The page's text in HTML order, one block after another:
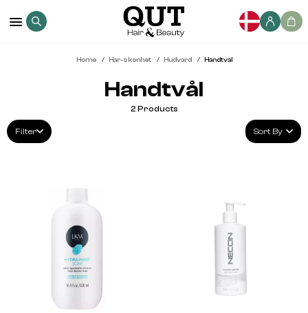
Home Har-skonhet Hudvard Handtval
Handtvål
Filter
2 Products
Sort By